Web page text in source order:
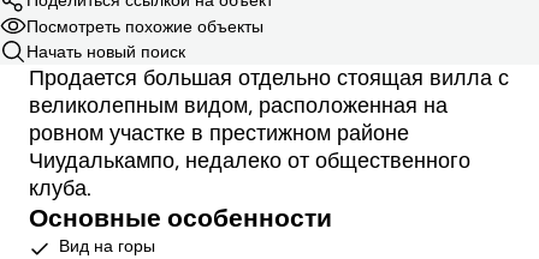
Посмотреть похожие объекты
Начать новый поиск
Продается большая отдельно стоящая вилла с
великолепным видом, расположенная на
ровном участке в престижном районе
Чиудалькампо, недалеко от общественного
клуба.
Основные особенности
Вид на горы